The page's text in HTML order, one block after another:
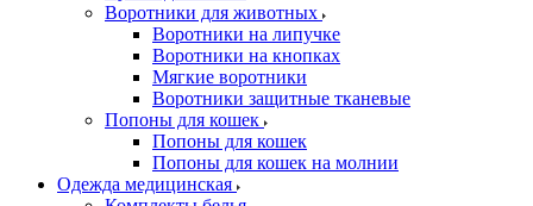
Воротники для животных
Воротники на липучке
Воротники на кнопках
Мягкие воротники
Воротники защитные тканевые
Попоны для кошек
Попоны для кошек
Попоны для кошек на молнии
Одежда медицинская